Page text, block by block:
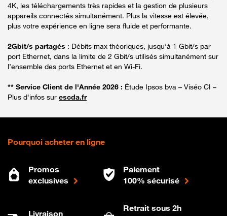
4K, les téléchargements très rapides et la gestion de plusieurs
appareils connectés simultanément. Plus la vitesse est élevée,
plus votre expérience en ligne sera fluide et performante.
2Gbit/s partagés : Débits max théoriques, jusqu’à 1 Gbit/s par
port Ethernet, dans la limite de 2 Gbit/s utilisés simultanément sur
l’ensemble des ports Ethernet et en Wi-Fi.
** Service Client de l'Année 2026 : Étude Ipsos bva – Viséo CI –
Plus d'infos sur escda.fr
Pourquoi acheter en ligne
Promos
exclusives
Paiement
100% sécurisé
Livraison
Retrait sous 2h